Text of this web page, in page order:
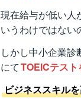
現在給与が低い人
いうわけではない
しかし中小企業
にてTOEICテス
ビジネススキル